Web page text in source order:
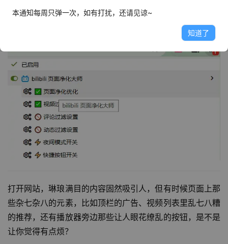
打开网站，琳琅满目的内容固然吸引人，但有时候页面上那
些杂七杂八的元素，比如顶栏的广告、视频列表里乱七八糟
的推荐，还有播放器旁边那些让人眼花缭乱的按钮，是不是
让你觉得有点烦？
本通知每周只弹一次，如有打扰，还请见谅~
知道了